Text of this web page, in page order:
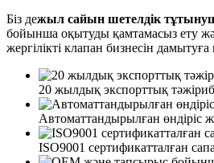
Біз дежыл сайын шетелдік
бойынша оқытуды қамтамасыз ету
жергілікті клапан бизнесін дамытуға
20 жылдық экспорттық
Автоматтандырылған өндіріс
ISO9001 сертификатталған